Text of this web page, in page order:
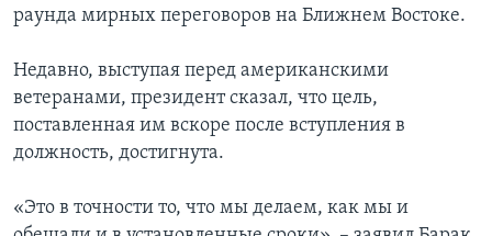
СОЦИАЛЬНЫЕ СЕТИ
Языки
раунда мирных переговоров на Ближнем Востоке.
Недавно, выступая перед американскими
ветеранами, президент сказал, что цель,
поставленная им вскоре после вступления в
должность, достигнута.
«Это в точности то, что мы делаем, как мы и